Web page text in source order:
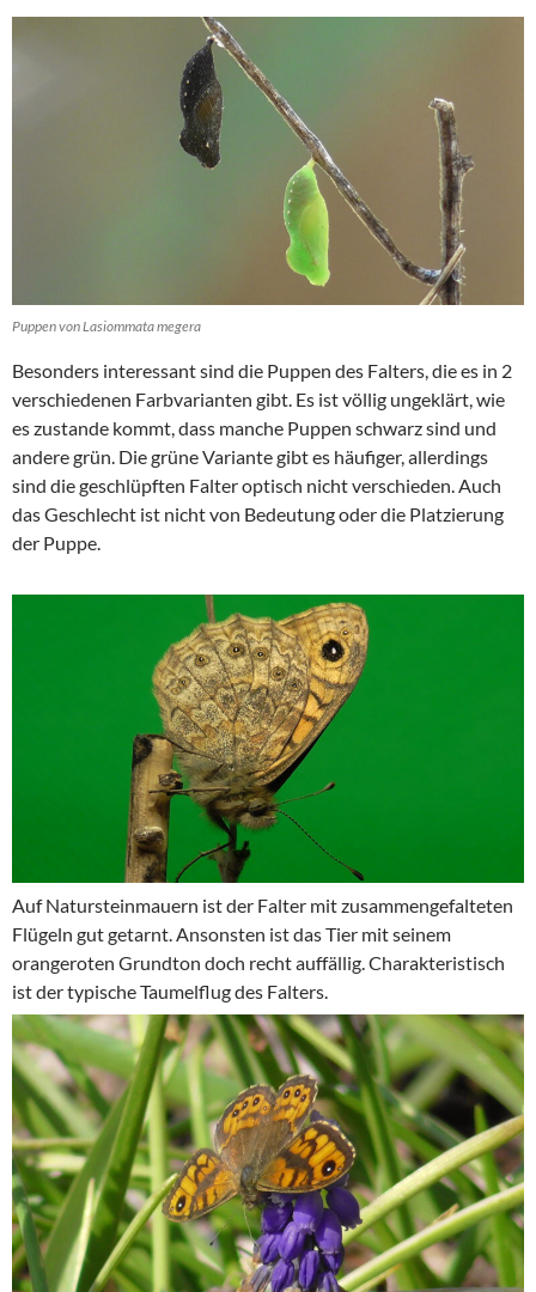
Puppen von Lasiommata megera
Besonders interessant sind die Puppen des Falters, die es in 2
verschiedenen Farbvarianten gibt. Es ist völlig ungeklärt, wie
es zustande kommt, dass manche Puppen schwarz sind und
andere grün. Die grüne Variante gibt es häufiger, allerdings
sind die geschlüpften Falter optisch nicht verschieden. Auch
das Geschlecht ist nicht von Bedeutung oder die Platzierung
der Puppe.
Auf Natursteinmauern ist der Falter mit zusammengefalteten
Flügeln gut getarnt. Ansonsten ist das Tier mit seinem
orangeroten Grundton doch recht auffällig. Charakteristisch
ist der typische Taumelflug des Falters.